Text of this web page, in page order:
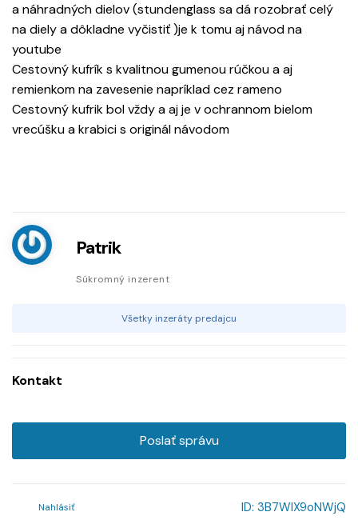
a náhradných dielov (stundenglass sa dá rozobrať celý
na diely a dôkladne vyčistiť )je k tomu aj návod na
youtube
Cestovný kufrík s kvalitnou gumenou rúčkou a aj
remienkom na zavesenie napríklad cez rameno
Cestovný kufrik bol vždy a aj je v ochrannom bielom
vrecúšku a krabici s originál návodom
Patrik
Súkromný inzerent
Všetky inzeráty predajcu
Kontakt
Poslať správu
Nahlásiť ID: 3B7WlX9oNWjQ